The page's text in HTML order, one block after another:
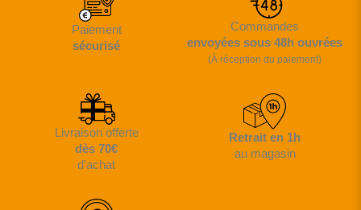
Paiement
sécurisé
Commandes
envoyées sous 48h ouvrées
(À réception du paiement)
Livraison offerte
dès 70€
d'achat
Retrait en 1h
au magasin